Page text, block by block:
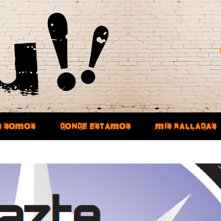
SOMOS DONDE ESTAMOS MIS RALLADAS